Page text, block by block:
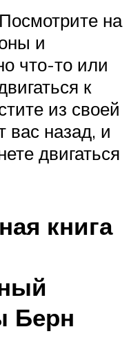
на
и
что-то или
к
из своей
вас назад, и
двигаться
книга
Берн